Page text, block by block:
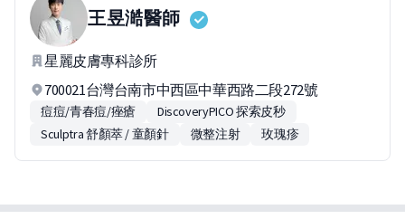
王昱澔醫師
星麗皮膚專科診所
700021台灣台南市中西區中華西路二段272號
痘痘/青春痘/痤瘡
DiscoveryPICO 探索皮秒
Sculptra 舒顏萃 / 童顏針
微整注射 玫瑰疹